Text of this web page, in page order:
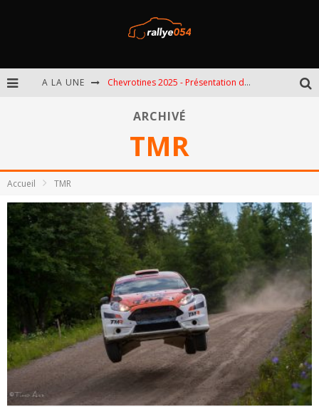
A LA UNE Chevrotines 2025 - Présentation de l'épreuve
Spa 2025 - Présentation de l'épreuve
ARCHIVÉ
TMR
Accueil TMR